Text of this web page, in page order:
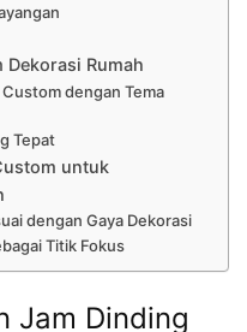
Dekorasi Rumah
dengan Tema
Tepat
untuk
dengan Gaya Dekorasi
Titik Fokus
Jam Dinding